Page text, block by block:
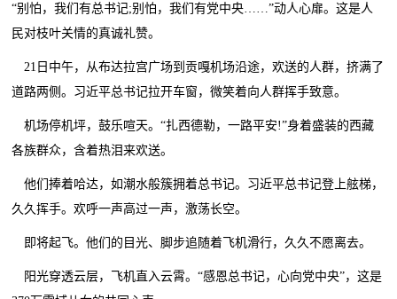
“别怕，我们有总书记;别怕，我们有党中央……”动人心扉。这是人
民对枝叶关情的真诚礼赞。
21日中午，从布达拉宫广场到贡嘎机场沿途，欢送的人群，挤满了
道路两侧。习近平总书记拉开车窗，微笑着向人群挥手致意。
机场停机坪，鼓乐喧天。“扎西德勒，一路平安!”身着盛装的西藏
各族群众，含着热泪来欢送。
他们捧着哈达，如潮水般簇拥着总书记。习近平总书记登上舷梯，
久久挥手。欢呼一声高过一声，激荡长空。
即将起飞。他们的目光、脚步追随着飞机滑行，久久不愿离去。
阳光穿透云层，飞机直入云霄。“感恩总书记，心向党中央”，这是